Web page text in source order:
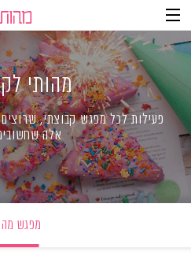
Skip
to
Content
Skip
to
navigation
מהותי
פעילות לכל מפגש קבוצתי,
אלה
מפגש